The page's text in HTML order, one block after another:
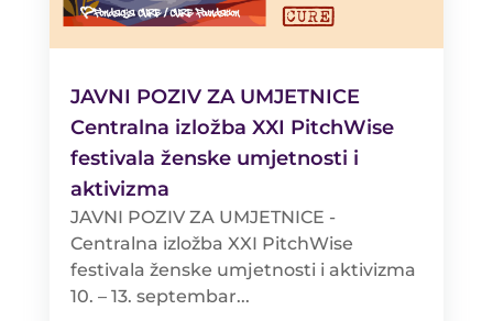
JAVNI POZIV ZA UMJETNICE
Centralna izložba XXI PitchWise
festivala ženske umjetnosti i
aktivizma
JAVNI POZIV ZA UMJETNICE -
Centralna izložba XXI PitchWise
festivala ženske umjetnosti i aktivizma
10. – 13. septembar...